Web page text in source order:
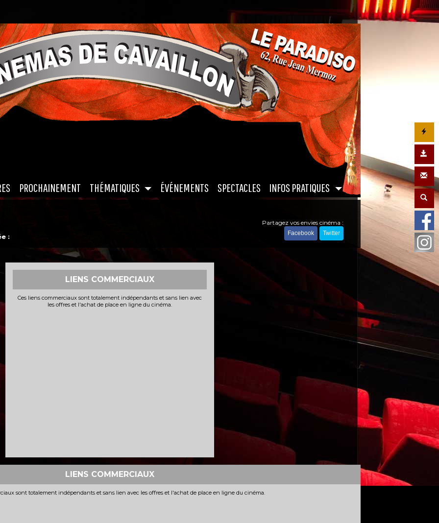
PROCHAINEMENT THÉMATIQUES ÉVÉNEMENTS SPECTACLES INFOS PRATIQUES
:
Partagez vos envies cinéma :
Facebook Twitter
LIENS COMMERCIAUX
Ces liens commerciaux sont totalement indépendants et sans lien avec
les offres et l'achat de place en ligne du cinéma.
LIENS COMMERCIAUX
sont totalement indépendants et sans lien avec les offres et l'achat de place en ligne du cinéma.